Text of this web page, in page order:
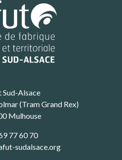
Sud-Alsace
(Tram Grand Rex)
Mulhouse
77 60 70
sudalsace.org